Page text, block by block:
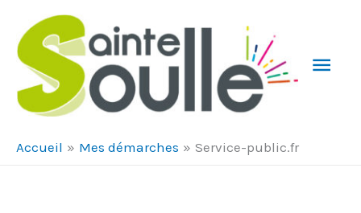
Accueil Mes démarches Service-public.fr